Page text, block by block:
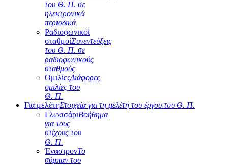
του Θ. Π. σε
ηλεκτρονικά
περιοδικά
Ραδιοφωνικοί
σταθμοίΣυνεντεύξεις
του Θ. Π. σε
ραδιοφωνικούς
σταθμούς
ΟμιλίεςΔιάφορες
ομιλίες του
Θ. Π.
Για μελέτηΣτοιχεία για τη μελέτη του έργου του Θ. Π.
ΓλωσσάριΒοήθημα
για τους
στίχους του
Θ. Π.
ΈναστρονΤο
σύμπαν του